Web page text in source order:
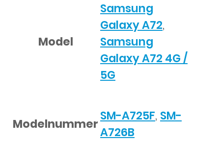
Model
Samsung
Galaxy A72,
Samsung
Galaxy A72 4G /
5G
Modelnummer
SM-A725F, SM-
A726B